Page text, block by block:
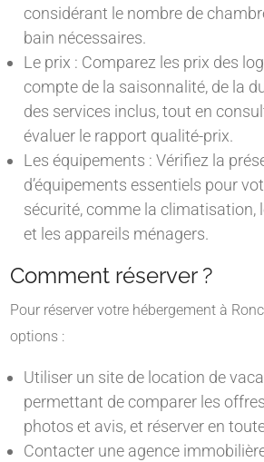
considérant le nombre de
bain nécessaires.
Le prix : Comparez les prix des
compte de la saisonnalité, de la
des services inclus, tout en
évaluer le rapport qualité-prix.
Les équipements : Vérifiez la
d’équipements essentiels pour
sécurité, comme la climatisation,
et les appareils ménagers.
Comment réserver ?
Pour réserver votre hébergement à
options :
Utiliser un site de location de
permettant de comparer les
photos et avis, et réserver en
Contacter une agence